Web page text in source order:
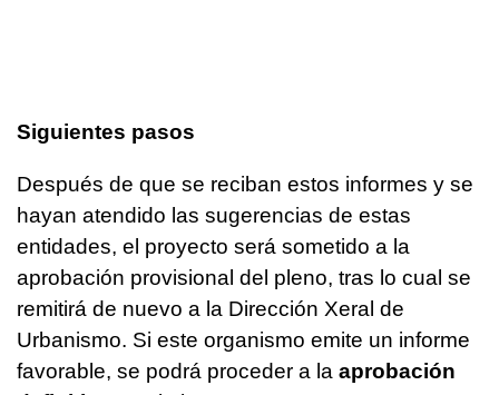
Siguientes pasos
Después de que se reciban estos informes y se
hayan atendido las sugerencias de estas
entidades, el proyecto será sometido a la
aprobación provisional del pleno, tras lo cual se
remitirá de nuevo a la Dirección Xeral de
Urbanismo. Si este organismo emite un informe
favorable, se podrá proceder a la aprobación